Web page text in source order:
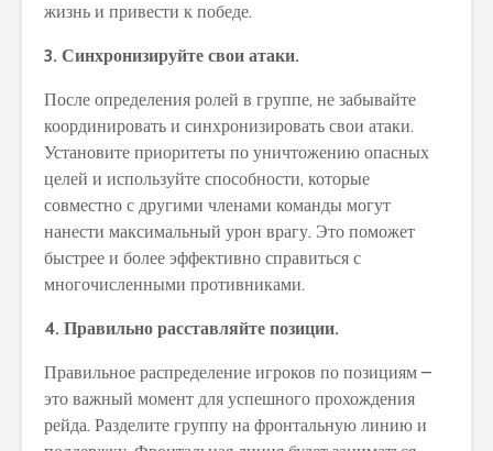
жизнь и привести к победе.
3. Синхронизируйте свои атаки.
После определения ролей в группе, не забывайте
координировать и синхронизировать свои атаки.
Установите приоритеты по уничтожению опасных
целей и используйте способности, которые
совместно с другими членами команды могут
нанести максимальный урон врагу. Это поможет
быстрее и более эффективно справиться с
многочисленными противниками.
4. Правильно расставляйте позиции.
Правильное распределение игроков по позициям –
это важный момент для успешного прохождения
рейда. Разделите группу на фронтальную линию и